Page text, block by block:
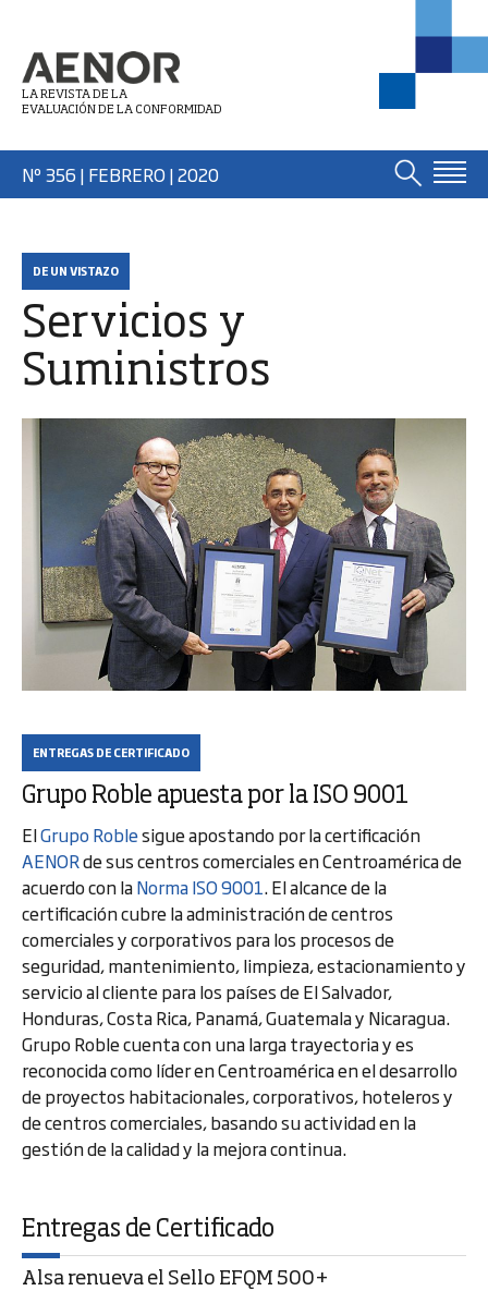
LA REVISTA DE LA
EVALUACIÓN DE LA CONFORMIDAD
Nº 356 | FEBRERO| 2020
DE UN VISTAZO
Servicios y
Suministros
ENTREGAS DE CERTIFICADO
Grupo Roble apuesta por la ISO 9001
ElGrupo Roblesigue apostando por la certificación
AENORde sus centros comerciales en Centroamérica de
acuerdo con laNorma ISO 9001. El alcance de la
certificación cubre la administración de centros
comerciales y corporativos para los procesos de
seguridad, mantenimiento, limpieza, estacionamiento y
servicio al cliente para los países de El Salvador,
Honduras, Costa Rica, Panamá, Guatemala y Nicaragua.
Grupo Roble cuenta con una larga trayectoria y es
reconocida como líder en Centroamérica en el desarrollo
de proyectos habitacionales, corporativos, hoteleros y
de centros comerciales, basando su actividad en la
gestión de la calidad y la mejora continua.
Entregas de Certificado
Alsa renueva el Sello EFQM 500+